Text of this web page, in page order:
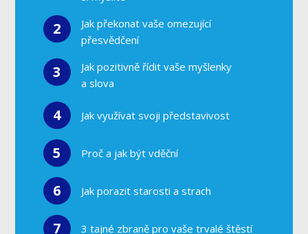
2
Jak překonat vaše omezující
přesvědčení
3
Jak pozitivně řídit vaše myšlenky
a slova
4 Jak využívat svoji představivost
5 Proč a jak být vděční
6 Jak porazit starosti a strach
7 3 tajné zbraně pro vaše trvalé štěstí